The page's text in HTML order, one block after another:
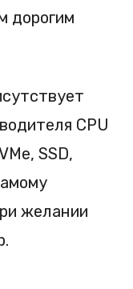
дорогим
CPU
SSD,
желании